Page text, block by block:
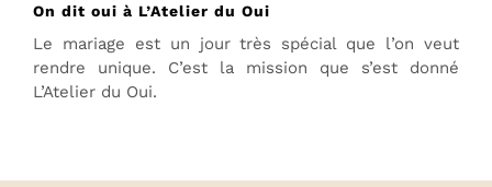
On dit oui à L’Atelier du Oui
Le mariage est un jour très spécial que l’on veut
rendre unique. C’est la mission que s’est donné
L’Atelier du Oui.